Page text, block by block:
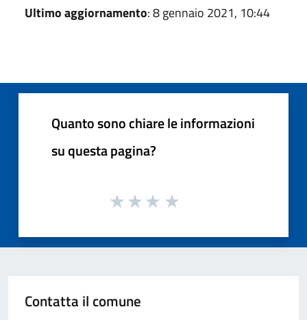
Ultimo aggiornamento: 8 gennaio 2021, 10:44
Quanto sono chiare le informazioni
su questa pagina?
Contatta il comune